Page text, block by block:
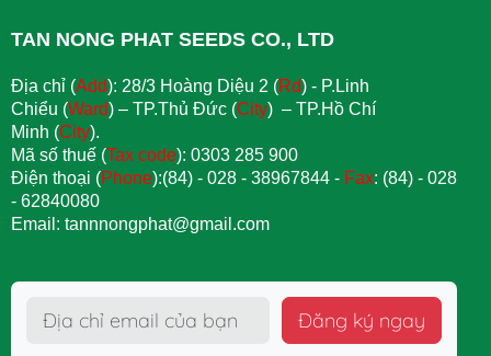
TAN NONG PHAT SEEDS CO., LTD
Địa chỉ (Add): 28/3 Hoàng Diệu 2 (Rd) - P.Linh
Chiểu (Ward) – TP.Thủ Đức (City) – TP.Hồ Chí
Minh (City).
Mã số thuế (Tax code): 0303 285 900
Điện thoại (Phone):(84) - 028 - 38967844 - Fax: (84) - 028
- 62840080
Email: tannnongphat@gmail.com
Đăng ký ngay